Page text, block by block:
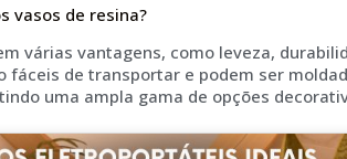
vasos de resina?
várias vantagens, como leveza,
fáceis de transportar e podem ser
uma ampla gama de opções